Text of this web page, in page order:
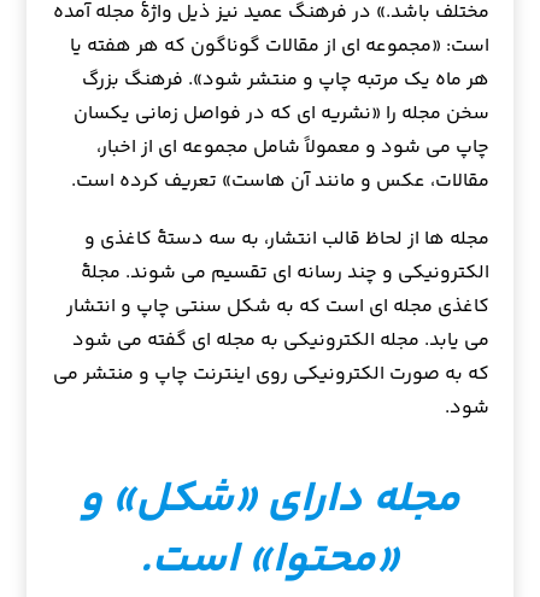
مختلف باشد.» در فرهنگ عمید نیز ذیل واژهٔ مجله آمده
است: «مجموعه ای از مقالات گوناگون که هر هفته یا
هر ماه یک مرتبه چاپ و منتشر شود». فرهنگ بزرگ
سخن مجله را «نشریه ای که در فواصل زمانی یکسان
چاپ می شود و معمولاً شامل مجموعه ای از اخبار،
مقالات، عکس و مانند آن هاست» تعریف کرده است.
مجله ها از لحاظ قالب انتشار، به سه دستهٔ کاغذی و
الکترونیکی و چند رسانه ای تقسیم می شوند. مجلهٔ
کاغذی مجله ای است که به شکل سنتی چاپ و انتشار
می یابد. مجله الکترونیکی به مجله ای گفته می شود
که به صورت الکترونیکی روی اینترنت چاپ و منتشر می
شود.
مجله دارای «شکل» و
«محتوا» است.